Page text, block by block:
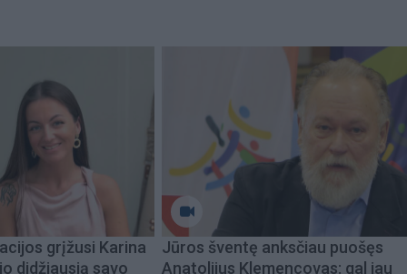
grįžusi Karina
didžiausią savo
Jūros šventę anksčiau puošęs
Anatolijus Klemencovas: gal jau